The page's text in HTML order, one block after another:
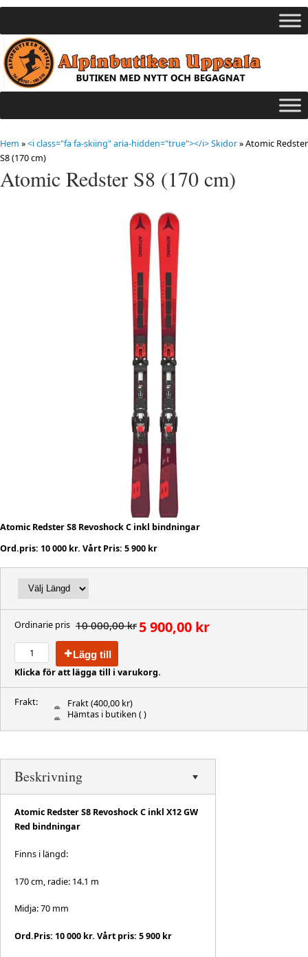
Hem »<i class="fa fa-skiing" aria-hidden="true"></i> Skidor»Atomic Redster
S8 (170 cm)
Atomic Redster S8 (170 cm)
Atomic Redster S8 Revoshock C inkl bindningar
Ord.pris: 10 000 kr. Vårt Pris: 5 900 kr
Ordinarie pris 10 000,00 kr 5 900,00 kr
Lägg till
Klicka för att lägga till i varukorg.
Frakt: Frakt(400,00 kr)
Hämtas i butiken ( )
Beskrivning
Atomic Redster S8 Revoshock C inkl X12 GW
Red bindningar
Finns i längd:
170 cm, radie: 14.1 m
Midja: 70 mm
Ord.Pris: 10 000 kr. Vårt pris: 5 900 kr